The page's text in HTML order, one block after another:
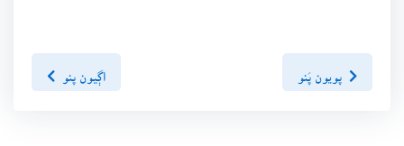
پويون پَنو اڳيون پنو